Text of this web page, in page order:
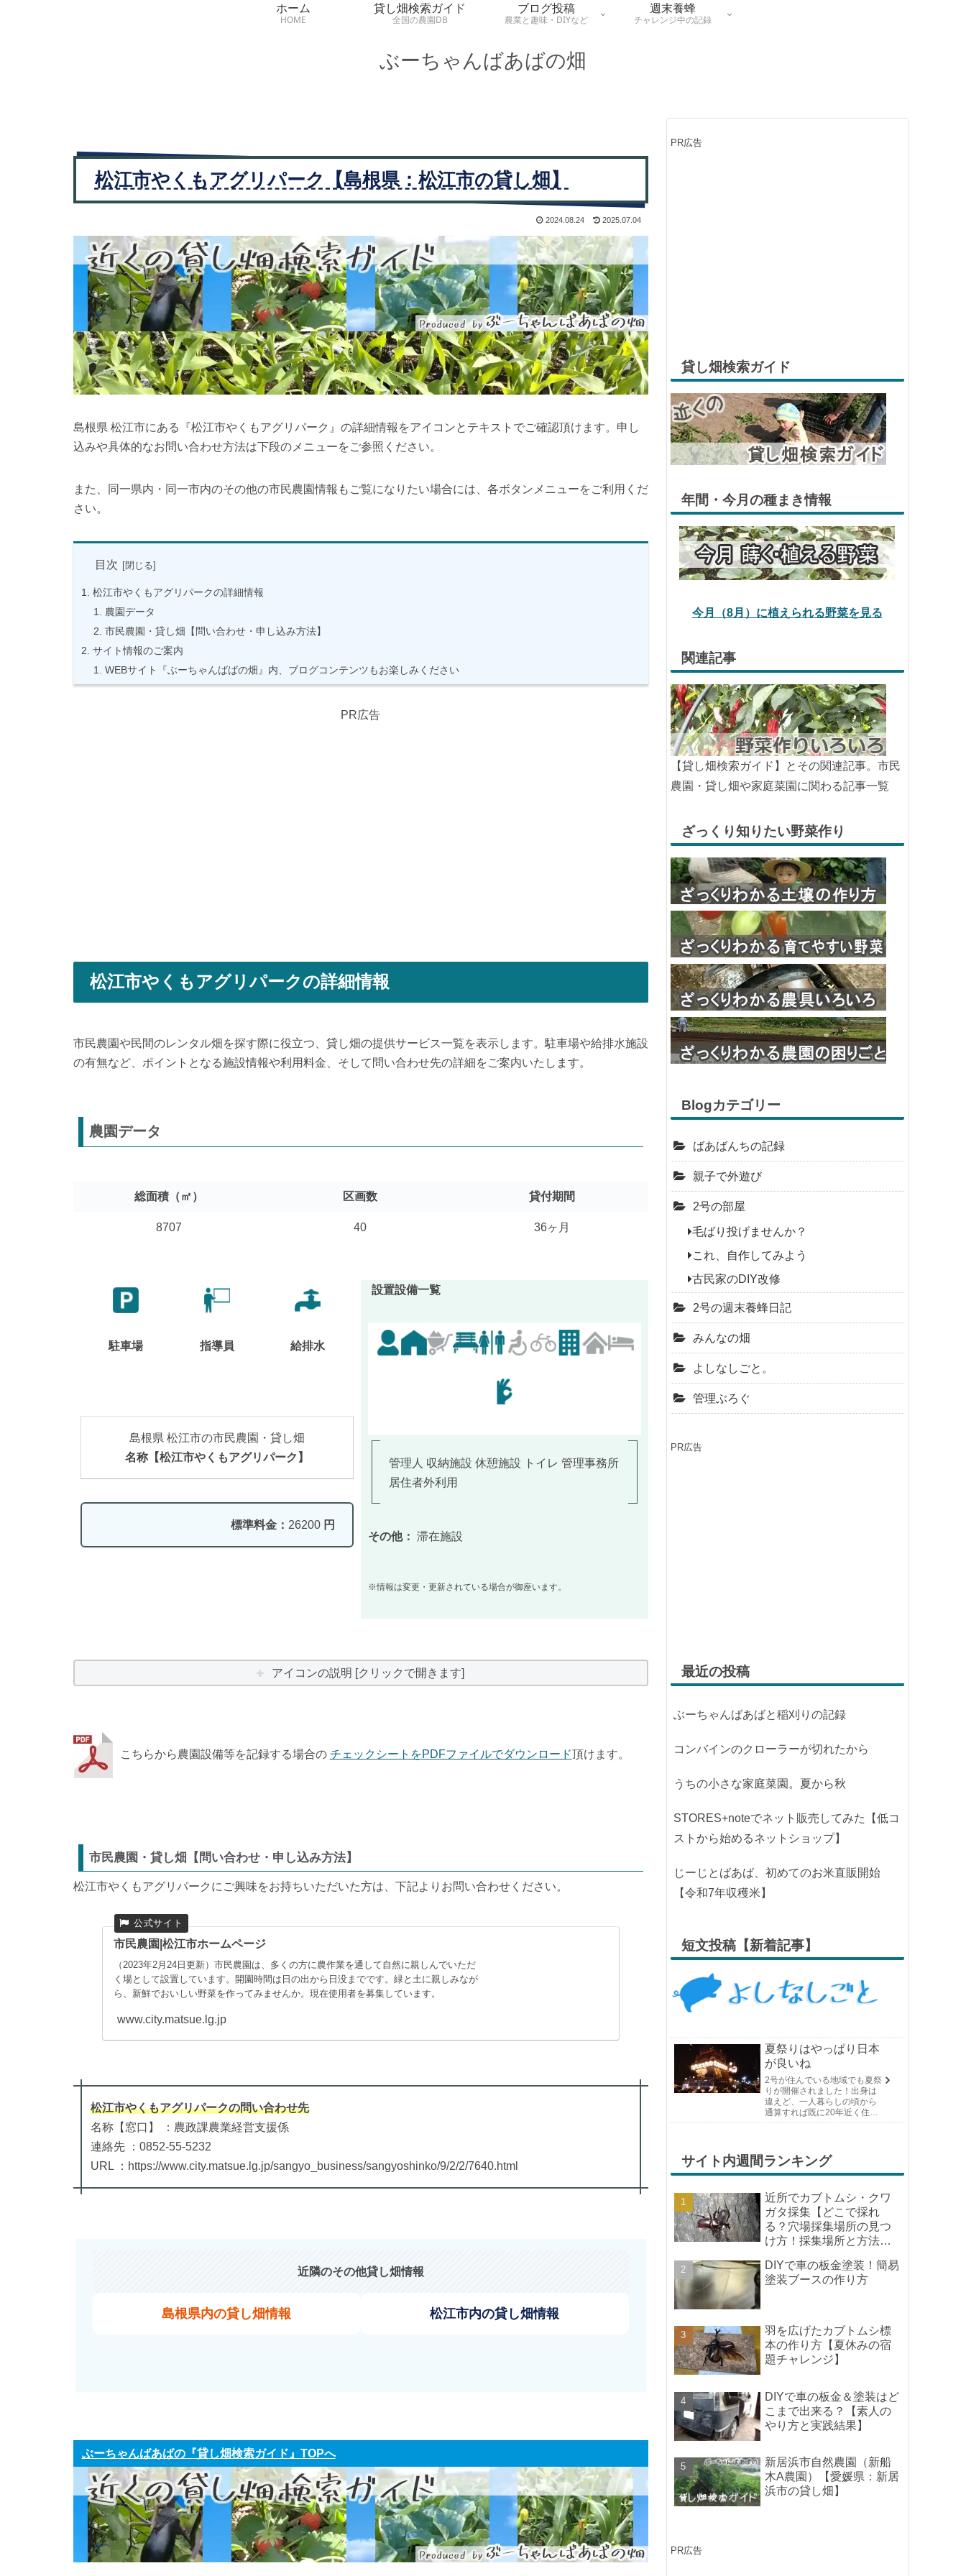
ぶーちゃんばあばの畑
ホーム
HOME
貸し畑検索ガイド
全国の農園DB
ブログ投稿
農業と趣味・DIYなど
週末養蜂
チャレンジ中の記録
松江市やくもアグリパーク【島根県：松江市の貸し畑】
2024.08.24 2025.07.04
島根県 松江市にある『松江市やくもアグリパーク』の詳細情報をアイコンとテキストでご確認頂けます。申し
込みや具体的なお問い合わせ方法は下段のメニューをご参照ください。
また、同一県内・同一市内のその他の市民農園情報もご覧になりたい場合には、各ボタンメニューをご利用くだ
さい。
目次
松江市やくもアグリパークの詳細情報
農園データ
市民農園・貸し畑【問い合わせ・申し込み方法】
サイト情報のご案内
WEBサイト『ぶーちゃんばばの畑』内、ブログコンテンツもお楽しみください
PR広告
松江市やくもアグリパークの詳細情報
市民農園や民間のレンタル畑を探す際に役立つ、貸し畑の提供サービス一覧を表示します。駐車場や給排水施設
の有無など、ポイントとなる施設情報や利用料金、そして問い合わせ先の詳細をご案内いたします。
農園データ
総面積（㎡） 区画数 貸付期間
8707 40 36ヶ月
駐車場 指導員 給排水
島根県 松江市の市民農園・貸し畑
名称【松江市やくもアグリパーク】
標準料金： 26200 円
設置設備一覧
管理人 収納施設 休憩施設 トイレ 管理事務所
居住者外利用
その他： 滞在施設
※情報は変更・更新されている場合が御座います。
アイコンの説明 [クリックで開きます]
こちらから農園設備等を記録する場合の チェックシートをPDFファイルでダウンロード頂けます。
市民農園・貸し畑【問い合わせ・申し込み方法】
松江市やくもアグリパークにご興味をお持ちいただいた方は、下記よりお問い合わせください。
市民農園|松江市ホームページ
（2023年2月24日更新）市民農園は、多くの方に農作業を通して自然に親しんでいただ
く場として設置しています。開園時間は日の出から日没までです。緑と土に親しみなが
ら、新鮮でおいしい野菜を作ってみませんか。現在使用者を募集しています。
www.city.matsue.lg.jp
松江市やくもアグリパークの問い合わせ先
名称【窓口】 ：農政課農業経営支援係
連絡先 ：0852-55-5232
URL ：https://www.city.matsue.lg.jp/sangyo_business/sangyoshinko/9/2/2/7640.html
近隣のその他貸し畑情報
島根県内の貸し畑情報 松江市内の貸し畑情報
ぶーちゃんばあばの『貸し畑検索ガイド』TOPへ
PR広告
貸し畑検索ガイド
年間・今月の種まき情報
今月（8月）に植えられる野菜を見る
関連記事
【貸し畑検索ガイド】とその関連記事。市民
農園・貸し畑や家庭菜園に関わる記事一覧
ざっくり知りたい野菜作り
Blogカテゴリー
ばあばんちの記録
親子で外遊び
2号の部屋
毛ばり投げませんか？
これ、自作してみよう
古民家のDIY改修
2号の週末養蜂日記
みんなの畑
よしなしごと。
管理ぶろぐ
PR広告
最近の投稿
ぶーちゃんばあばと稲刈りの記録
コンバインのクローラーが切れたから
うちの小さな家庭菜園。夏から秋
STORES+noteでネット販売してみた【低コ
ストから始めるネットショップ】
じーじとばあば、初めてのお米直販開始
【令和7年収穫米】
短文投稿【新着記事】
夏祭りはやっぱり日本
が良いね
2号が住んでいる地域でも夏祭
りが開催されました！出身は
違えど、一人暮らしの頃から
通算すれば既に20年近く住ん
す。そして、それは2号嫁も同
じようで、夏祭りが近いづい...
サイト内週間ランキング
近所でカブトムシ・クワ
ガタ採集【どこで採れ
る？穴場採集場所の見つ
け方！採集場所と方法や
DIYで車の板金塗装！簡易
塗装ブースの作り方
羽を広げたカブトムシ標
本の作り方【夏休みの宿
題チャレンジ】
DIYで車の板金＆塗装はど
こまで出来る？【素人の
やり方と実践結果】
新居浜市自然農園（新船
木A農園）【愛媛県：新居
浜市の貸し畑】
PR広告